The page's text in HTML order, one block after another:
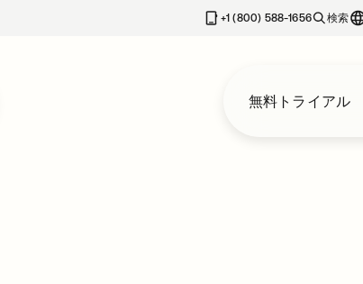
+1 (800) 588-1656 検索
無料トライアル